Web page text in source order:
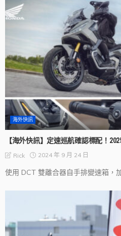
海外快訊
【海外快訊】定速巡航確認標配！
Rick 2024 年 9 月 24 日
使用 DCT 雙離合器自手排變速箱，加